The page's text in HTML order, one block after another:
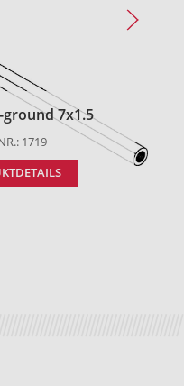
7x1.5
1719